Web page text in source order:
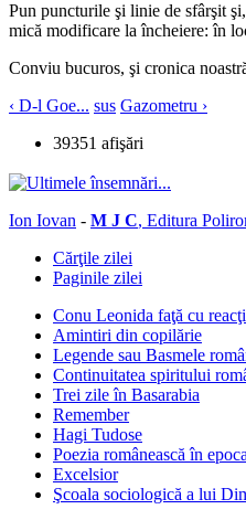
Pun puncturile şi linie de sfârşit
mică modificare la încheiere: în
Conviu bucuros, şi cronica
‹ D-l Goe... sus Gazometru ›
39351 afişări
Ion Iovan - M J C, Editura
Cărţile zilei
Paginile zilei
Conu Leonida faţă cu
Amintiri din copilărie
Legende sau Basmele
Continuitatea spiritului
Trei zile în Basarabia
Remember
Hagi Tudose
Poezia românească în
Excelsior
Şcoala sociologică a lui